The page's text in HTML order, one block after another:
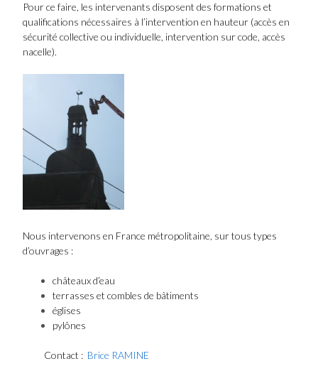
Pour ce faire, les intervenants disposent des formations et
qualifications nécessaires à l’intervention en hauteur (accès en
sécurité collective ou individuelle, intervention sur code, accès
nacelle).
Nous intervenons en France métropolitaine, sur tous types
d’ouvrages :
châteaux d’eau
terrasses et combles de bâtiments
églises
pylônes
Contact : Brice RAMINE